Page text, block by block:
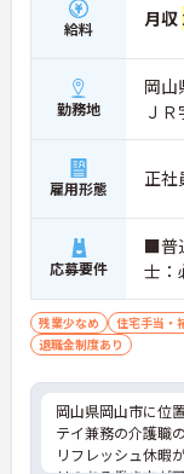
【「目指すは世界
する定着率の高さ
・毎朝のミーテ
底しており、人間
す。
・理念が現場の隅
均勤続年数は7.2
す。
・現場のプロフェ
ネジャーやセンタ
道が開かれていま
・勤務時間内での
れており、働きな
ートします。
【日々の貢献をダ
やワークライフバ
・施設運営への尽
の「特別報酬」と
給料 月収
勤務地
岡山
Ｊ
雇用形態 正社
応募要件
■普通
残業少なめ 住宅手当・
退職金制度あり
岡山県岡山市に位
テイ兼務の介護職
リフレッシュ休暇